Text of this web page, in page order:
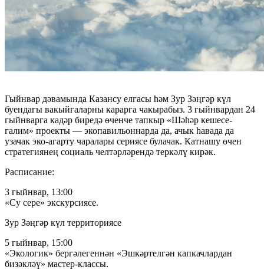
Гыйнвар дәвамында Казансу елгасы һәм Зур Зәңгәр күл
буендагы вакыйгаларны карарга чакырабыз. 3 гыйнвардан 24
гыйнварга кадәр биредә өченче тапкыр «Шәһәр кешесе-
галим» проекты — экопавильоннарда да, ачык һавада да
узачак эко-агарту чаралары сериясе булачак. Катнашу өчен
стратегиянең социаль челтәрләрендә теркәлү кирәк.
Расписание:
3 гыйнвар, 13:00
«Су сере» экскурсиясе.
Зур Зәңгәр күл территориясе
5 гыйнвар, 15:00
«Экологик» бергәлегеннән «Эшкәртелгән капкачлардан
бизәкләү» мастер-классы.